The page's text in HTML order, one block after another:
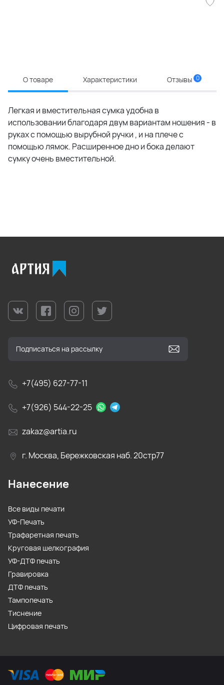
О товаре Характеристики Отзывы 0
Легкая и вместительная сумка удобна в
использовании благодаря двум вариантам ношения - в
руках с помощью вырубной ручки , и на плече с
помощью лямок. Расширенное дно и бока делают
сумку очень вместительной.
+7(495) 627-77-11
+7(926) 544-22-25
zakaz@artia.ru
г. Москва, Бережковская наб. 20стр77
Нанесение
Все виды печати
УФ-Печать
Трафаретная печать
Круговая шелкография
УФ-ДТФ печать
Гравировка
ДТФ печать
Тампопечать
Тиснение
Цифровая печать